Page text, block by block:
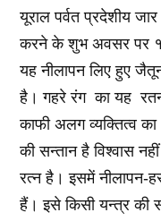
यूराल पर्वत प्रदेशीय
करने के शुभ अवसर पर
यह नीलापन लिए हुए
है। गहरे रंग का यह
काफी अलग व्यक्तित्व
की सन्तान है विश्वास
रत्न है। इसमें नीलापन-
हैं। इसे किसी यन्त्र की